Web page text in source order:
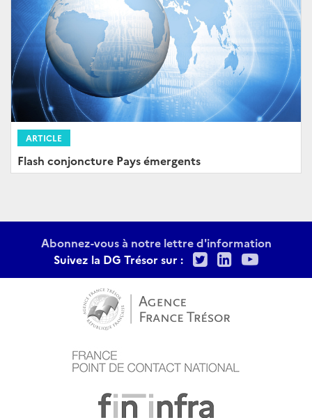
ARTICLE
Flash conjoncture Pays émergents
Abonnez-vous à notre lettre d'information
Suivez la DG Trésor sur :
TwitterLinkedIn